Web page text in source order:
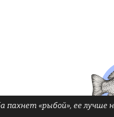
пахнет «рыбой», ее лучше